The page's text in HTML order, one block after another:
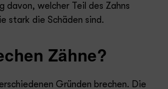
davon, welcher Teil des Zahns
stark die Schäden sind.
Zähne?
Gründen brechen. Die